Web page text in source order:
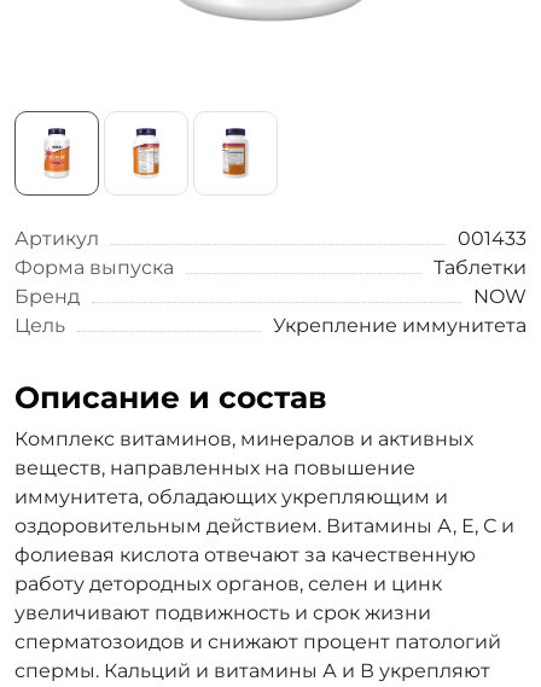
Артикул
001433
Форма выпуска
Таблетки
Бренд
NOW
Цель
Укрепление иммунитета
Описание и состав
Комплекс витаминов, минералов и активных
веществ, направленных на повышение
иммунитета, обладающих укрепляющим и
оздоровительным действием. Витамины А, Е, С и
фолиевая кислота отвечают за качественную
работу детородных органов, селен и цинк
увеличивают подвижность и срок жизни
сперматозоидов и снижают процент патологий
спермы. Кальций и витамины А и В укрепляют